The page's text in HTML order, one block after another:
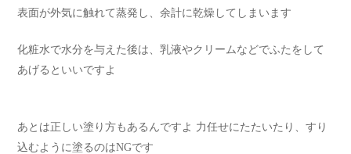
表面が外気に触れて蒸発し、余計に乾燥してしまいます
化粧水で水分を与えた後は、乳液やクリームなどでふたをして
あげるといいですよ
あとは正しい塗り方もあるんですよ 力任せにたたいたり、すり
込むように塗るのはNGです